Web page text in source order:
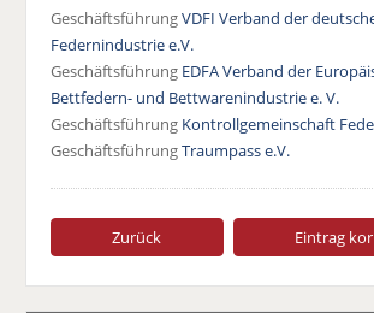
GeschäftsführungVDFI Verband der
Federnindustrie e.V.
Geschäftsführung EDFA Verband der
Bettfedern- und Bettwarenindustrie e. V.
Geschäftsführung Kontrollgemeinschaft
GeschäftsführungTraumpass e.V.
Zurück Eintrag